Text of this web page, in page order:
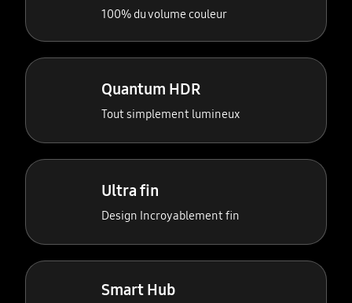
100% du volume couleur
Quantum HDR
Tout simplement lumineux
Ultra fin
Design Incroyablement fin
Smart Hub